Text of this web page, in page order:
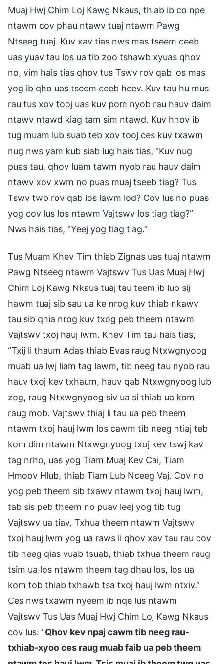
Muaj Hwj Chim Loj Kawg Nkaus, thiab ib co npe
ntawm cov phau ntawv tuaj ntawm Pawg
Ntseeg tuaj. Kuv xav tias nws mas tseem ceeb
uas yuav tau los ua tib zoo tshawb xyuas qhov
no, vim hais tias qhov tus Tswv rov qab los mas
yog ib qho uas tseem ceeb heev. Kuv tau hu mus
rau tus xov tooj uas kuv pom nyob rau hauv daim
ntawv ntawd kiag tam sim ntawd. Kuv hnov ib
tug muam lub suab teb xov tooj ces kuv txawm
nug nws yam kub siab lug hais tias, “Kuv nug
puas tau, qhov luam tawm nyob rau hauv daim
ntawv xov xwm no puas muaj tseeb tiag? Tus
Tswv twb rov qab los lawm lod? Cov lus no puas
yog cov lus los ntawm Vajtswv los tiag tiag?”
Nws hais tias, “Yeej yog tiag tiag.”
Tus Muam Khev Tim thiab Zignas uas tuaj ntawm
Pawg Ntseeg ntawm Vajtswv Tus Uas Muaj Hwj
Chim Loj Kawg Nkaus tuaj tau teem ib lub sij
hawm tuaj sib sau ua ke nrog kuv thiab nkawv
tau sib qhia nrog kuv txog peb theem ntawm
Vajtswv txoj hauj lwm. Khev Tim tau hais tias,
“Txij li thaum Adas thiab Evas raug Ntxwgnyoog
muab ua lwj liam tag lawm, tib neeg tau nyob rau
hauv txoj kev txhaum, hauv qab Ntxwgnyoog lub
zog, raug Ntxwgnyoog siv ua si thiab ua kom
raug mob. Vajtswv thiaj li tau ua peb theem
ntawm txoj hauj lwm los cawm tib neeg ntiaj teb
kom dim ntawm Ntxwgnyoog txoj kev tswj kav
tag nrho, uas yog Tiam Muaj Kev Cai, Tiam
Hmoov Hlub, thiab Tiam Lub Nceeg Vaj. Cov no
yog peb theem sib txawv ntawm txoj hauj lwm,
tab sis peb theem no puav leej yog tib tug
Vajtswv ua tiav. Txhua theem ntawm Vajtswv
txoj hauj lwm yog ua raws li qhov xav tau rau cov
tib neeg qias vuab tsuab, thiab txhua theem raug
tsim ua los ntawm theem tag dhau los, los ua
kom tob thiab txhawb tsa txoj hauj lwm ntxiv.”
Ces nws txawm nyeem ib nqe lus ntawm
Vajtswv Tus Uas Muaj Hwj Chim Loj Kawg Nkaus
cov lus: “Qhov kev npaj cawm tib neeg rau-
txhiab-xyoo ces raug muab faib ua peb theem